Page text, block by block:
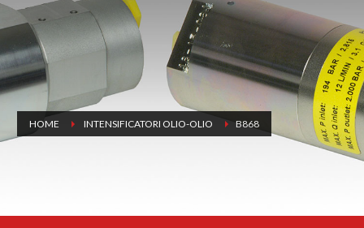
HOME INTENSIFICATORI OLIO-OLIO B868